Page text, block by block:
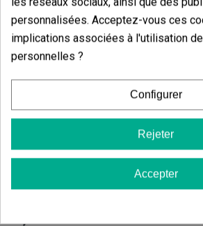
Candy Tripack
personnalisées. Acceptez-vous ces
implications associées à l'utilisation
personnelles ?
Configurer
Rejeter
Accepter